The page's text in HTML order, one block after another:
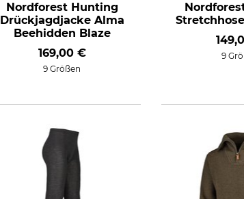
Nordforest Hunting
Drückjagdjacke Alma
Beehidden Blaze
169,00 €
9 Größen
9